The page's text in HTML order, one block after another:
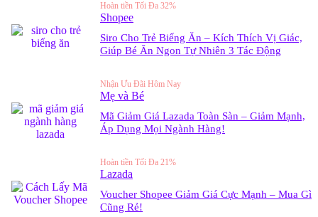
Hoàn tiền Tối Đa 32%
Shopee
Siro Cho Trẻ Biếng Ăn – Kích Thích Vị Giác,
Giúp Bé Ăn Ngon Tự Nhiên 3 Tác Động
Nhận Ưu Đãi Hôm Nay
Mẹ và Bé
Mã Giảm Giá Lazada Toàn Sàn – Giảm Mạnh,
Áp Dụng Mọi Ngành Hàng!
Hoàn tiền Tối Đa 21%
Lazada
Voucher Shopee Giảm Giá Cực Mạnh – Mua Gì
Cũng Rẻ!